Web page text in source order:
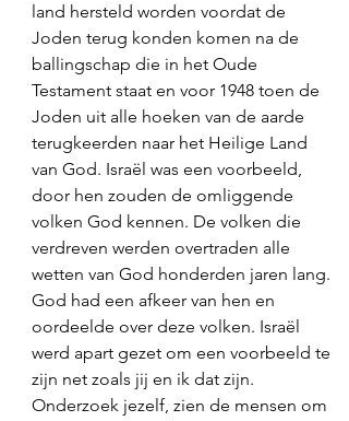
land hersteld worden voordat de
Joden terug konden komen na de
ballingschap die in het Oude
Testament staat en voor 1948 toen de
Joden uit alle hoeken van de aarde
terugkeerden naar het Heilige Land
van God. Israël was een voorbeeld,
door hen zouden de omliggende
volken God kennen. De volken die
verdreven werden overtraden alle
wetten van God honderden jaren lang.
God had een afkeer van hen en
oordeelde over deze volken. Israël
werd apart gezet om een voorbeeld te
zijn net zoals jij en ik dat zijn.
Onderzoek jezelf, zien de mensen om